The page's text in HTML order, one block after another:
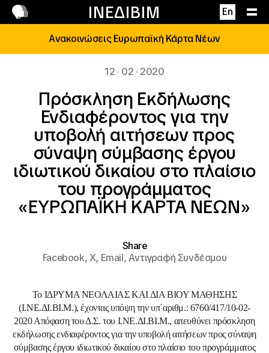
ΙΝΕΔΙΒΙΜ En
Επικοινωνία
Ανακοινώσεις Ευρωπαϊκή Κάρτα Νέων
12 · 02 · 2020
Πρόσκληση Εκδήλωσης
Ενδιαφέροντος για την
υποβολή αιτήσεων προς
σύναψη σύμβασης έργου
ιδιωτικού δικαίου στο πλαίσιο
του προγράμματος
«ΕΥΡΩΠΑΪΚΗ ΚΑΡΤΑ ΝΕΩΝ»
Share
Facebook,X, Email,Αντιγραφή Συνδέσμου
Το IΔΡΥΜΑ ΝΕΟΛΑΙΑΣ ΚΑΙ ΔΙΑ ΒΙΟΥ ΜΑΘΗΣΗΣ
(Ι.ΝΕ.ΔΙ.ΒΙ.Μ.), έχοντας υπόψη την υπ΄αριθμ.: 6760/417/10-02-
2020 Απόφαση του Δ.Σ. του Ι.ΝΕ.ΔΙ.ΒΙ.Μ., απευθύνει πρόσκληση
εκδήλωσης ενδιαφέροντος για την υποβολή αιτήσεων προς σύναψη
σύμβασης έργου ιδιωτικού δικαίου στο πλαίσιο του προγράμματος